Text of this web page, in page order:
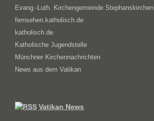
Evang.-Luth. Kirchengemeinde Stephanskirchen
fernsehen.katholisch.de
katholisch.de
Katholische Jugendstelle
Münchner Kirchennachrichten
News aus dem Vatikan
Vatikan News